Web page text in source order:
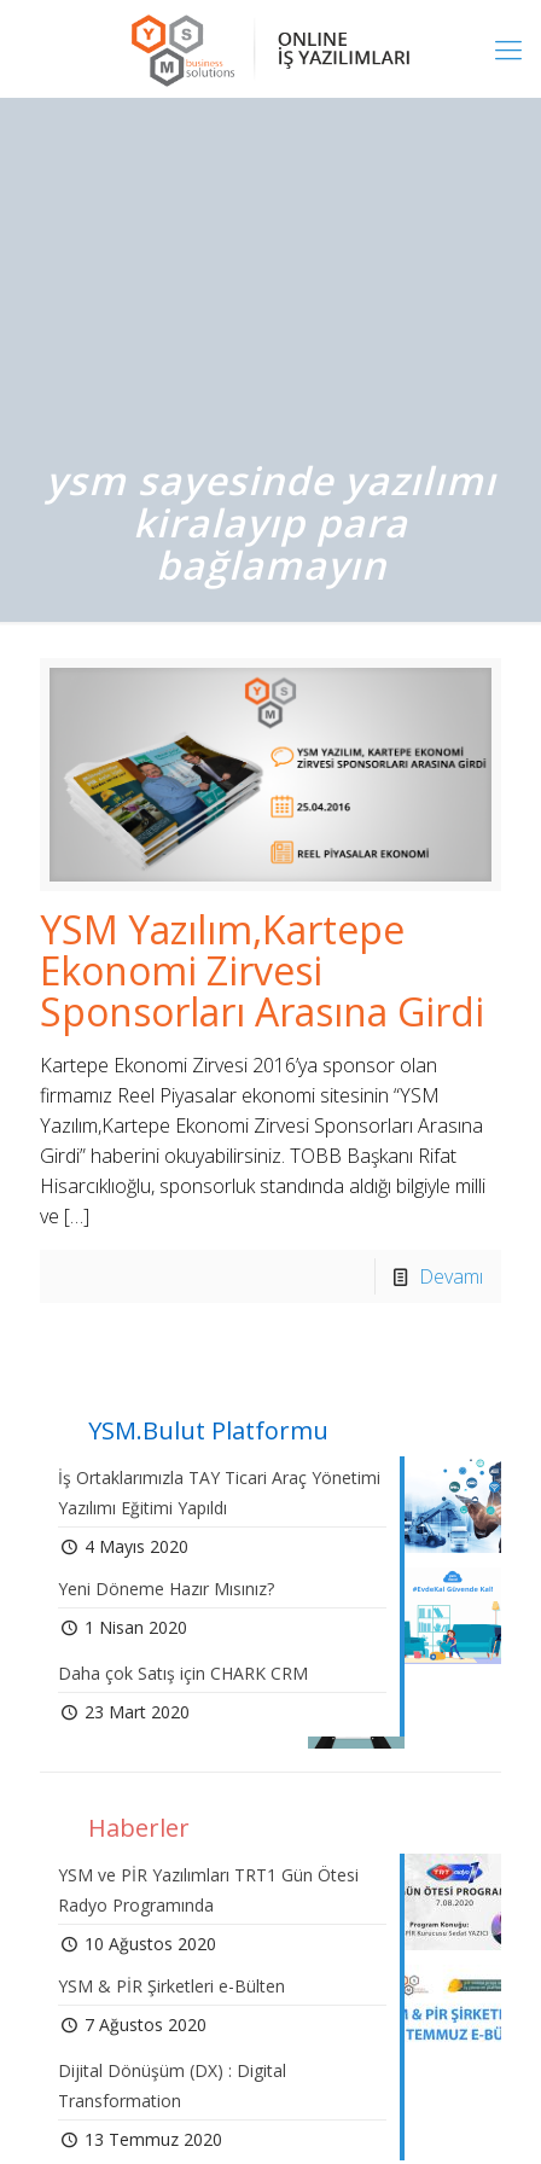
ysm sayesinde yazılımı
kiralayıp para
bağlamayın
YSM Yazılım,Kartepe
Ekonomi Zirvesi
Sponsorları Arasına Girdi
Kartepe Ekonomi Zirvesi 2016’ya sponsor olan
firmamız Reel Piyasalar ekonomi sitesinin “YSM
Yazılım,Kartepe Ekonomi Zirvesi Sponsorları Arasına
Girdi” haberini okuyabilirsiniz. TOBB Başkanı Rifat
Hisarcıklıoğlu, sponsorluk standında aldığı bilgiyle milli
ve […]
Devamı
YSM.Bulut Platformu
İş Ortaklarımızla TAY Ticari Araç Yönetimi
Yazılımı Eğitimi Yapıldı
4 Mayıs 2020
Yeni Döneme Hazır Mısınız?
1 Nisan 2020
Daha çok Satış için CHARK CRM
23 Mart 2020
Haberler
YSM ve PİR Yazılımları TRT1 Gün Ötesi
Radyo Programında
10 Ağustos 2020
YSM & PİR Şirketleri e-Bülten
7 Ağustos 2020
Dijital Dönüşüm (DX) : Digital
Transformation
13 Temmuz 2020